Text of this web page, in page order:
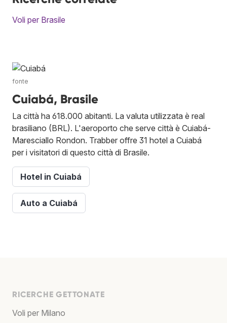
Voli per Brasile
fonte
Cuiabá, Brasile
La città ha 618.000 abitanti. La valuta utilizzata è real
brasiliano (BRL). L'aeroporto che serve città è Cuiabá-
Maresciallo Rondon. Trabber offre 31 hotel a Cuiabá
per i visitatori di questo città di Brasile.
Hotel in Cuiabá
Auto a Cuiabá
RICERCHE GETTONATE
Voli per Milano